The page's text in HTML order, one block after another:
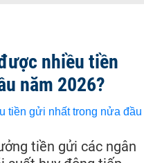
nhiều tiền
năm 2026?
tiền gửi các ngân